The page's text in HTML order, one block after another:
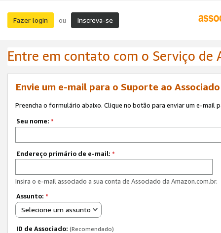
Fazer login ou Inscreva-se
Entre em contato com o Serviço de
Envie um e-mail para o Suporte ao
Preencha o formulário abaixo. Clique no botão para enviar um e-mail
Seu nome: *
Endereço primário de e-mail: *
Insira o e-mail associado a sua conta de Associado da Amazon.com.br.
Assunto: *
Selecione um assunto
ID de Associado: (Recomendado)